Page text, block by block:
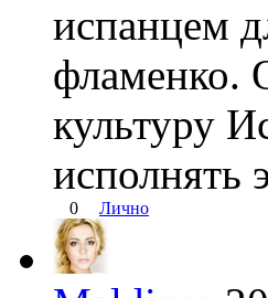
испанцем
фламенко.
культуру
исполнять
0 Лично